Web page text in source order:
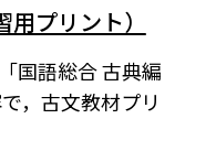
プリント）
国語総合 古典編
，古文教材プリ